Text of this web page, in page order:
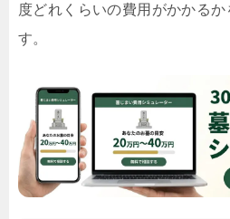
度どれくらいの費用がかかる
す。